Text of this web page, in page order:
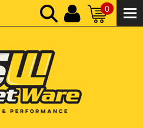
0
ΚΑΘΑΡΌ ΣΎΝΟΛΟ:
ΤΕΛΙΚΌ ΣΎΝΟΛΟ:0,00 €